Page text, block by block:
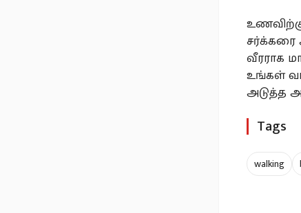
சர்க்கரை
வீரராக
உங்கள்
அடுத்த
Tags
walking